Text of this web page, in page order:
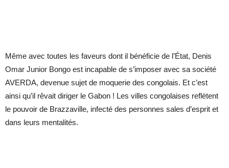
Même avec toutes les faveurs dont il bénéficie de l’État, Denis
Omar Junior Bongo est incapable de s’imposer avec sa société
AVERDA, devenue sujet de moquerie des congolais. Et c’est
ainsi qu’il rêvait diriger le Gabon ! Les villes congolaises reflètent
le pouvoir de Brazzaville, infecté des personnes sales d’esprit et
dans leurs mentalités.